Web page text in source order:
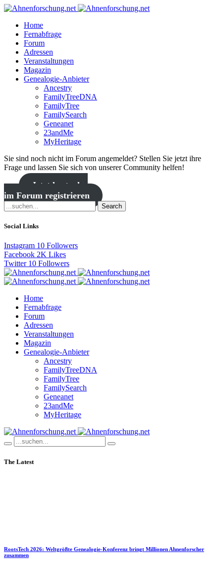
Home
Fernabfrage
Forum
Adressen
Veranstaltungen
Magazin
Genealogie-Anbieter
Ancestry
FamilyTreeDNA
FamilyTree
FamilySearch
Geneanet
23andMe
MyHeritage
Sie sind noch nicht im Forum angemeldet? Stellen Sie jetzt ihre
Frage und lassen Sie sich von unserer Community helfen!
Jetzt kostenlos
im Forum registrieren
Search
Social Links
Instagram 10 Followers
Facebook 2K Likes
Twitter 10 Followers
Home
Fernabfrage
Forum
Adressen
Veranstaltungen
Magazin
Genealogie-Anbieter
Ancestry
FamilyTreeDNA
FamilyTree
FamilySearch
Geneanet
23andMe
MyHeritage
The Latest
RootsTech 2026: Weltgrößte Genealogie-Konferenz bringt Millionen Ahnenforscher
zusammen